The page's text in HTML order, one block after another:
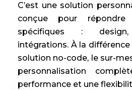
C’est une solution
conçue pour
spécifiques : design,
intégrations. À la différence
solution no-code, le sur-
personnalisation
performance et une